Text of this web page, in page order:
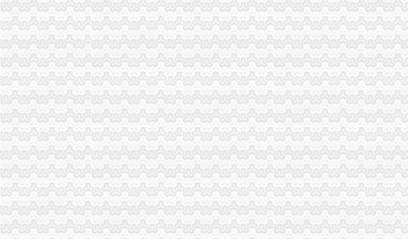
发布商机列表_【今日推荐网-分类信息】
郑州公司注册代理代办_工商_商业服务_供应_230信息网
三峡大坝景区商铺招租公告_荆楚网
江门碧桂园西江府一手楼盘驻场（包住）_广东中原地产代理有限公
【58同城】重庆南岸四公里工商年检_工商营业执照年检
【58同城】重庆南岸四公里工商注册_公司注册代理_代办注册公司价格
【重庆四公里税务登记|税务登记证办理|代理税务登记】-重庆赶集网
【重庆四公里企业法人变更|企业名称变更|企业地址变更】-重庆赶集网
亲们,南平四公里开餐馆怎么办理营业执照,到哪里班啊？_百度知道
四公里工商**、公司注册、转让、注销、异动解除重庆工商年检今题网
代办朝营业执照四天快速取执照
武汉110家银行网点免费代办工商登记4日拿营业执照_大楚网_腾讯网
代办营业执照_事务网_中国事务网